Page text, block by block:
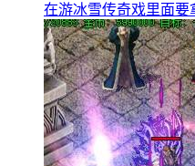
在游冰雪传奇戏里面要